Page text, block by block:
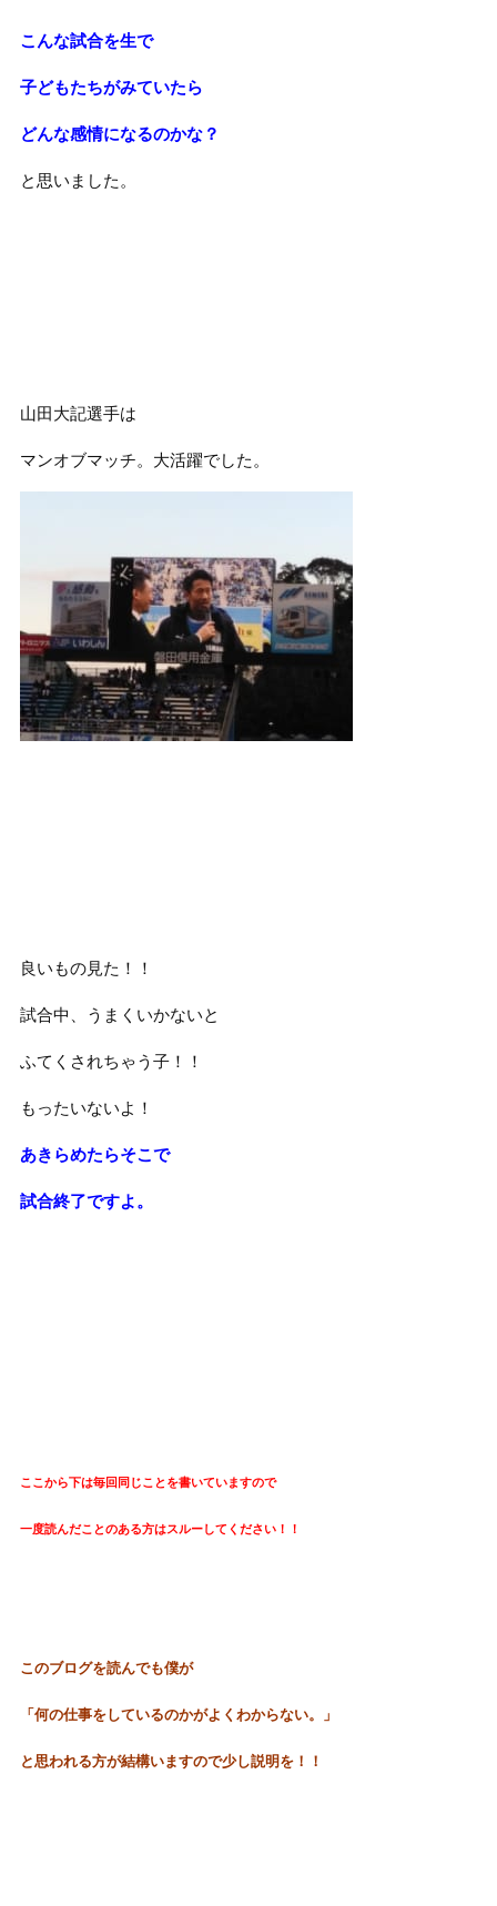
こんな試合を生で
子どもたちがみていたら
どんな感情になるのかな？
と思いました。
山田大記選手は
マンオブマッチ。大活躍でした。
良いもの見た！！
試合中、うまくいかないと
ふてくされちゃう子！！
もったいないよ！
あきらめたらそこで
試合終了ですよ。
ここから下は毎回同じことを書いていますので
一度読んだことのある方はスルーしてください！！
このブログを読んでも僕が
「何の仕事をしているのかがよくわからない。」
と思われる方が結構いますので少し説明を！！